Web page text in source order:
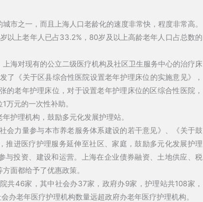
市之一，而且上海人口老龄化的速度非常快，程度非常高。
以上老年人已占33.2%，80岁及以上高龄老年人口占总数的
海对现有的公立二级医疗机构及社区卫生服务中心的治疗床
了《关于区县综合性医院设置老年护理床位的实施意见》，
的老年护理床位，对于设置老年护理床位的区综合性医院，
万元的一次性补助。
护理机构，鼓励多元化发展护理站。
会力量参与本市养老服务体系建设的若干意见》、《关于鼓
推进医疗护理服务延伸至社区、家庭，鼓励多元化发展护理
与投资、建设和运营。上海在企业债券融资、土地供应、税
面都给予了优惠政策。
共46家，其中社会办37家，政府办9家，护理站共108家，
办老年医疗护理机构数量远超政府办老年医疗护理机构。